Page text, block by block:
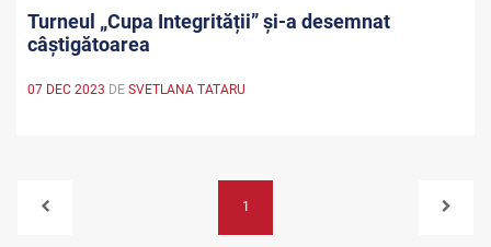
Turneul „Cupa Integrității” și-a desemnat
câștigătoarea
07 DEC 2023 DE SVETLANA TATARU
1